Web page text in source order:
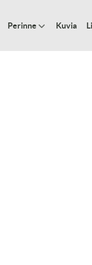
Perinne Kuvia